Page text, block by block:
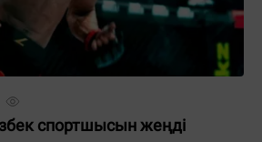
спортшысын жеңді